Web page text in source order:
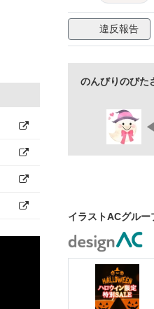
違反報告
のんびりのびた
イラストACグル